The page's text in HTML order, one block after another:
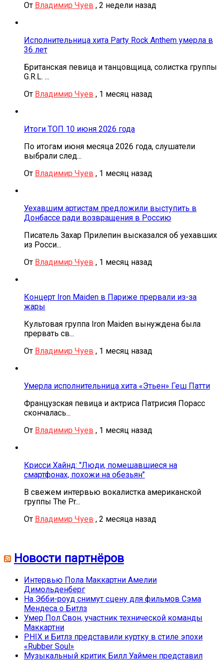
От Владимир Чуев , 2 недели назад
Исполнительница хита Party Rock Anthem умерла в
36 лет
Британская певица и танцовщица, солистка группы
G.R.L. ...
От Владимир Чуев , 1 месяц назад
Итоги ТОП 10 июня 2026 года
По итогам июня месяца 2026 года, слушатели
выбрали след...
От Владимир Чуев , 1 месяц назад
Уехавшим артистам предложили выступить в
Донбассе ради возвращения в Россию
Писатель Захар Прилепин высказался об уехавших
из Росси...
От Владимир Чуев , 1 месяц назад
Концерт Iron Maiden в Париже прервали из-за
жары
Культовая группа Iron Maiden вынуждена была
прервать св...
От Владимир Чуев , 1 месяц назад
Умерла исполнительница хита «Этьен» Геш Патти
Французская певица и актриса Патрисия Порасс
скончалась...
От Владимир Чуев , 1 месяц назад
Крисси Хайнд: "Люди, помешавшиеся на
смартфонах, похожи на обезьян"
В свежем интервью вокалистка американской
группы The Pr...
От Владимир Чуев , 2 месяца назад
Новости партнёров
Интервью Пола Маккартни Амелии
Димольденберг
На Эбби-роуд снимут сцену для фильмов Сэма
Мендеса о Битлз
Умер Пол Свон, участник технической команды
Маккартни
PHIX и Битлз представили куртку в стиле эпохи
«Rubber Soul»
Музыкальный критик Билл Уаймен представил